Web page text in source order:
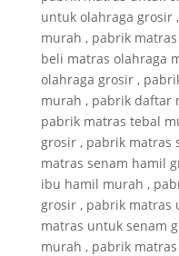
untuk olahraga grosir
murah , pabrik
beli matras olahraga
olahraga grosir ,
murah , pabrik daftar
pabrik matras tebal
grosir , pabrik matras
matras senam hamil
ibu hamil murah ,
grosir , pabrik matras
matras untuk senam
murah , pabrik